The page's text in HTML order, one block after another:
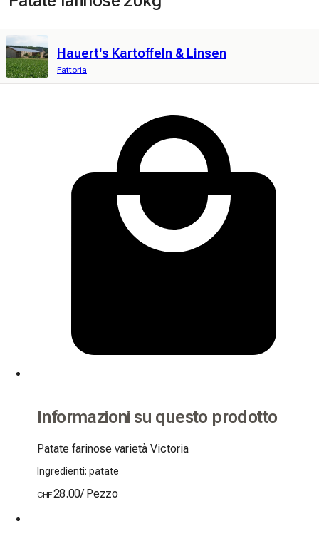
Hauert's Kartoffeln & Linsen
Fattoria
Informazioni su questo prodotto
Patate farinose varietà Victoria
Ingredienti: patate
CHF28.00/ Pezzo